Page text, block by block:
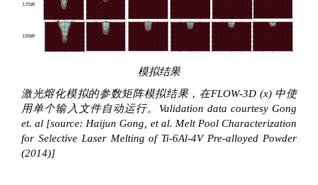
模拟结果
激光熔化模拟的参数矩阵模拟结果，在FLOW-3D (x) 中使
用单个输入文件自动运行。Validation data courtesy Gong
et. al [source: Haijun Gong, et al. Melt Pool Characterization
for Selective Laser Melting of Ti-6Al-4V Pre-alloyed Powder
(2014)]